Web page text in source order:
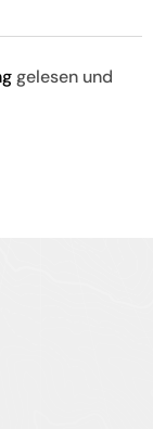
gelesen und